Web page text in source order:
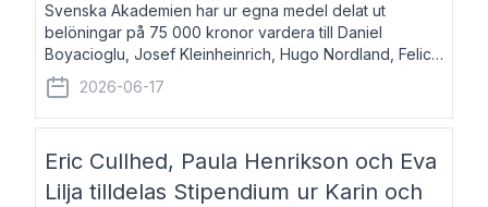
Svenska Akademien har ur egna medel delat ut
belöningar på 75 000 kronor vardera till Daniel
Boyacioglu, Josef Kleinheinrich, Hugo Nordland, Felicia
Stenroth och Svante Strandberg. Daniel Boyacioglu,
född 1981, är poet och scenartist. Josef
2026-06-17
Eric Cullhed, Paula Henrikson och Eva
Lilja tilldelas Stipendium ur Karin och